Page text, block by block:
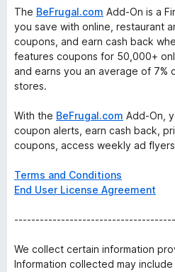
The BeFrugal.com Add-On is a
you save with online, restaurant
coupons, and earn cash back
features coupons for 50,000+
and earns you an average of 7%
stores.
With the BeFrugal.com Add-On,
coupon alerts, earn cash back,
coupons, access weekly ad
Terms and Conditions
End User License Agreement
We collect certain information
Information collected may